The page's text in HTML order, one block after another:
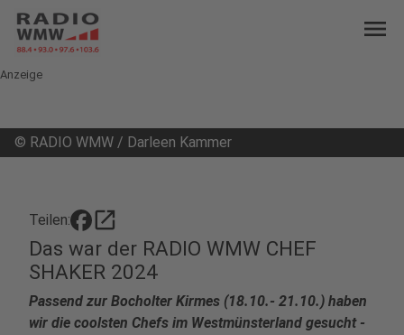
menu
Anzeige
© RADIO WMW / Darleen Kammer
Teilen: open_in_new
Das war der RADIO WMW CHEF
SHAKER 2024
Passend zur Bocholter Kirmes (18.10.- 21.10.) haben
wir die coolsten Chefs im Westmünsterland gesucht -